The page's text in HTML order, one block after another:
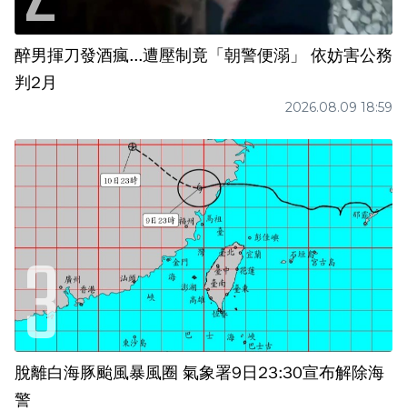
醉男揮刀發酒瘋...遭壓制竟「朝警便溺」 依妨害公務
判2月
2026.08.09 18:59
脫離白海豚颱風暴風圈 氣象署9日23:30宣布解除海
警